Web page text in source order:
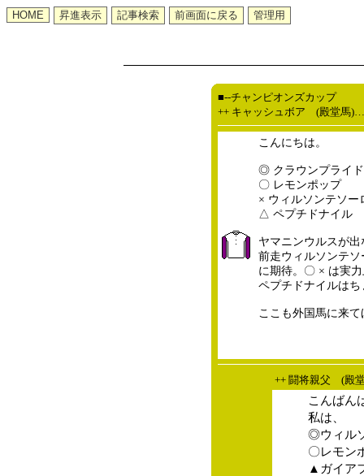
■--チャンピオンズカップ
++ キャッシュボア (殿堂馬
こんにちは。
◎ クラウンプライド
〇 レモンポップ
× ウィルソンテソー
△ ペプチドナイル
ヤマニンウルスが
前走ウィルソンテ
に期待。〇 × は実
ペプチドナイルは
ここも外国馬に来
++ 闘将親父 (殿
こんばん
私は、
◎ウィル
〇レモン
▲ガイア